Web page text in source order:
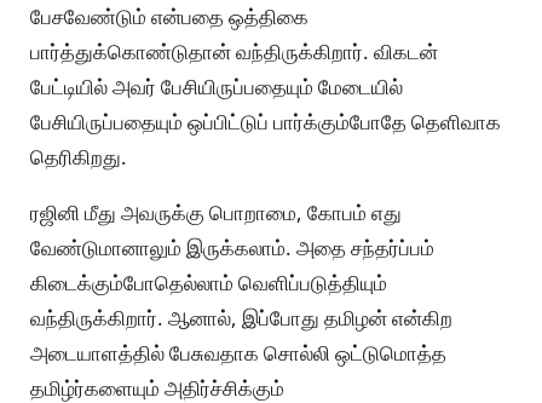
பேசவேண்டும் என்பதை ஒத்திகை
பார்த்துக்கொண்டுதான் வந்திருக்கிறார். விகடன்
பேட்டியில் அவர் பேசியிருப்பதையும் மேடையில்
பேசியிருப்பதையும் ஒப்பிட்டுப் பார்க்கும்போதே தெளிவாக
தெரிகிறது.
ரஜினி மீது அவருக்கு பொறாமை, கோபம் எது
வேண்டுமானாலும் இருக்கலாம். அதை சந்தர்ப்பம்
கிடைக்கும்போதெல்லாம் வெளிப்படுத்தியும்
வந்திருக்கிறார். ஆனால், இப்போது தமிழன் என்கிற
அடையாளத்தில் பேசுவதாக சொல்லி ஒட்டுமொத்த
தமிழ்ர்களையும் அதிர்ச்சிக்கும்